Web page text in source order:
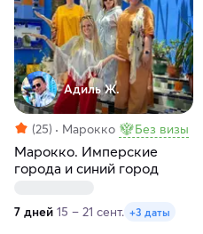
Адиль Ж.
(25) Марокко Без визы
Марокко. Имперские
города и синий город
7 дней 15 – 21 сент. +3 даты